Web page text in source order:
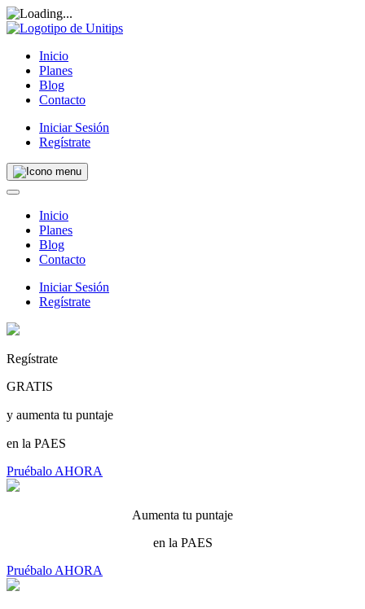
Inicio
Planes
Blog
Contacto
Iniciar Sesión
Regístrate
Inicio
Planes
Blog
Contacto
Iniciar Sesión
Regístrate
Regístrate
GRATIS
y aumenta tu puntaje
en la PAES
Pruébalo AHORA
Aumenta tu puntaje
en la PAES
Pruébalo AHORA